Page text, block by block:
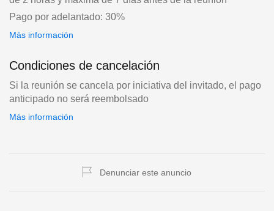
Pago por adelantado: 30%
Más información
Condiciones de cancelación
Si la reunión se cancela por iniciativa del invitado, el pago
anticipado no será reembolsado
Más información
Denunciar este anuncio